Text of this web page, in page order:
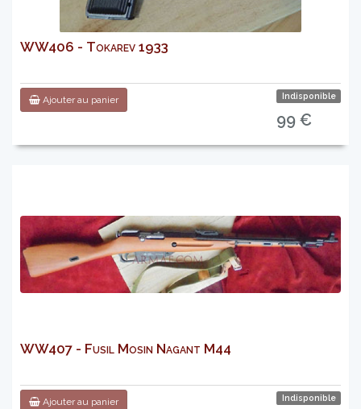
WW406 - Tokarev 1933
Ajouter au panier Indisponible
99 €
WW407 - Fusil Mosin Nagant M44
Ajouter au panier Indisponible